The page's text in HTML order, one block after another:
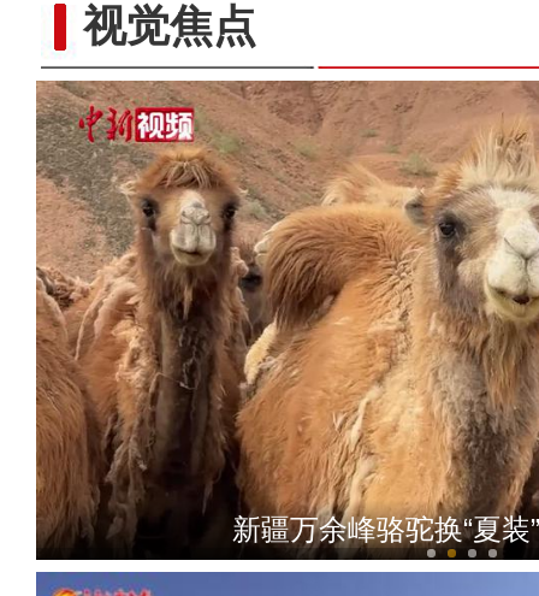
视觉焦点新疆万余峰骆驼换“夏装
新疆：阿尔金山保护区黑